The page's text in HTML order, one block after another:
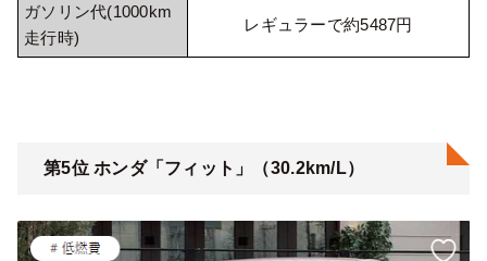
ガソリン代(1000km
走行時)
レギュラーで約5487円
第5位 ホンダ「フィット」（30.2km/L）